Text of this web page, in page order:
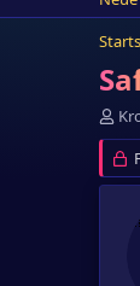
E
r
s
t